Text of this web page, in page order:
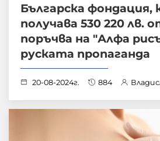
Българска фондация,
получава 530 220 лв.
поръчва на "Алфа
руската пропаганда
20-08-2024г. 884